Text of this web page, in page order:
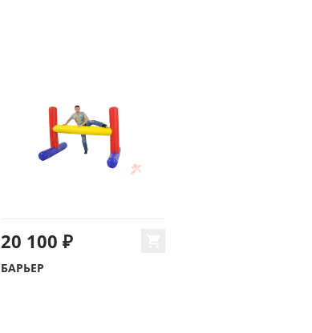
20 100 ₽
БАРЬЕР